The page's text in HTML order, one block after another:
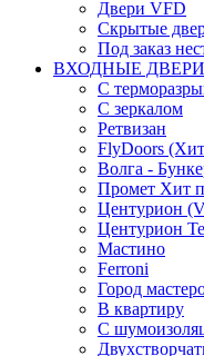
Двери VFD
Скрытые
Под заказ
ВХОДНЫЕ ДВЕРИ
С
С зеркалом
Ретвизан
FlyDoors
Волга -
Промет Хит
Центурион
Центурион
Мастино
Ferroni
Город
В квартиру
С